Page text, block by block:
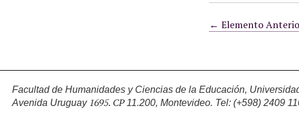
← Elemento
Facultad de Humanidades y Ciencias de la Educación,
Avenida Uruguay 1695. CP 11.200, Montevideo. Tel: (+598) 2409